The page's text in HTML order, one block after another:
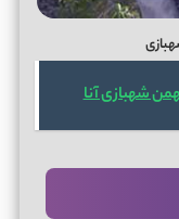
شهبازی آنا